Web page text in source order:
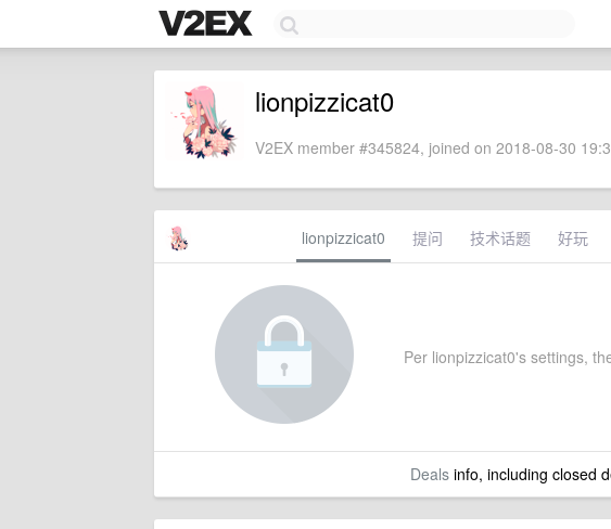
lionpizzicat0
V2EX member #345824, joined on 2018-08-30
lionpizzicat0 提问 技术话题 好玩
Per lionpizzicat0's settings,
Dealsinfo, including closed